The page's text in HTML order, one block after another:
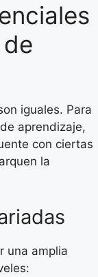
iguales. Para
aprendizaje,
con ciertas
la
una amplia